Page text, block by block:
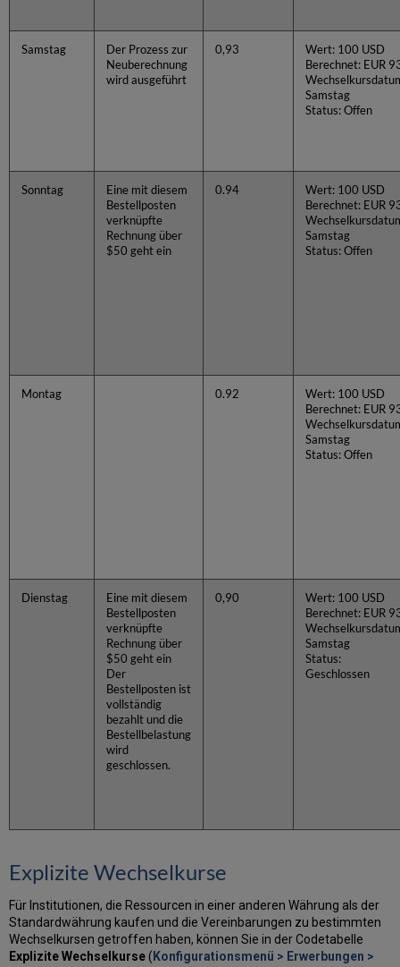
Samstag
Der Prozess zur
Neuberechnung
wird ausgeführt
0,93
Wert: 100 USD
Berechnet: EUR
Samstag
Status: Offen
Sonntag
Eine mit diesem
Bestellposten
verknüpfte
Rechnung über
$50 geht ein
0.94
Wert: 100 USD
Berechnet: EUR
Samstag
Status: Offen
Montag 0.92
Wert: 100 USD
Berechnet: EUR
Samstag
Status: Offen
Dienstag
Eine mit diesem
Bestellposten
verknüpfte
Rechnung über
$50 geht ein
Der
Bestellposten ist
vollständig
bezahlt und die
Bestellbelastung
wird
geschlossen.
0,90
Wert: 100 USD
Berechnet: EUR
Samstag
Status:
Geschlossen
Explizite Wechselkurse
Für Institutionen, die Ressourcen in einer anderen Währung als der
Standardwährung kaufen und die Vereinbarungen zu bestimmten
Wechselkursen getroffen haben, können Sie in der Codetabelle
Explizite Wechselkurse( Konfigurationsmenü > Erwerbungen >